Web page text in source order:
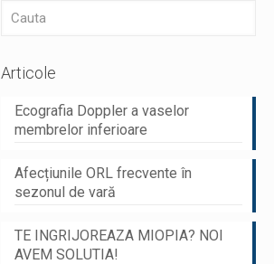
Articole
Ecografia Doppler a vaselor
membrelor inferioare
Afecțiunile ORL frecvente în
sezonul de vară
TE INGRIJOREAZA MIOPIA? NOI
AVEM SOLUTIA!